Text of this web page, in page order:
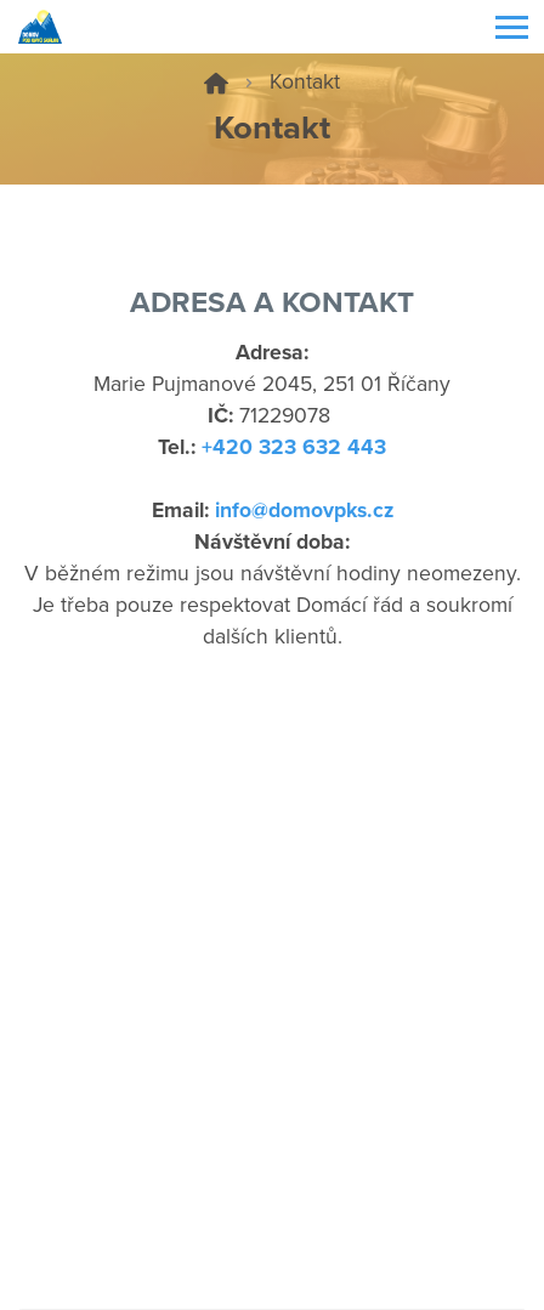
Kontakt
Kontakt
ADRESA A KONTAKT
Adresa:
Marie Pujmanové 2045, 251 01 Říčany
IČ: 71229078
Tel.: +420 323 632 443
Email: info@domovpks.cz
Návštěvní doba:
V běžném režimu jsou návštěvní hodiny neomezeny.
Je třeba pouze respektovat Domácí řád a soukromí
dalších klientů.